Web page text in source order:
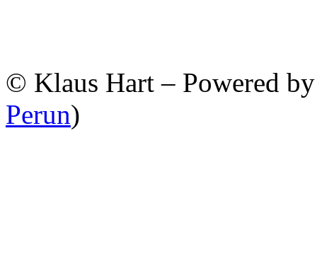
© Klaus Hart – Powered
Perun)